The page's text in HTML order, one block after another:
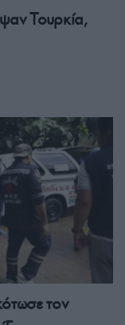
Τουρκία,
τον